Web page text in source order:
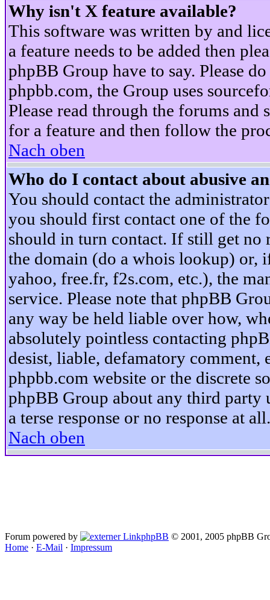
Why isn't X feature available?
This software was written by and
a feature needs to be added then
phpBB Group have to say. Please
phpbb.com, the Group uses
Please read through the forums
for a feature and then follow the
Nach oben
Who do I contact about abusive
You should contact the
you should first contact one of the
should in turn contact. If still get no
the domain (do a whois lookup) or,
yahoo, free.fr, f2s.com, etc.), the
service. Please note that phpBB
any way be held liable over how,
absolutely pointless contacting
desist, liable, defamatory
phpbb.com website or the discrete
phpBB Group about any third party
a terse response or no response at all.
Nach oben
Forum powered by phpBB © 2001, 2005 phpBB
Home · E-Mail · Impressum